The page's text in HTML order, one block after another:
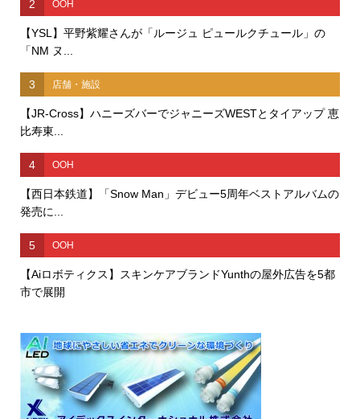
2 OOH
【YSL】平野紫耀さんが「ルージュ ピュールクチュール」の
「NM ヌ...
3 店舗・施設
【JR-Cross】ハニーズバーでジャニーズWESTとタイアップ 恵
比寿東...
4 OOH
【西日本鉄道】「Snow Man」デビュー5周年ベストアルバムの
発売に...
5 OOH
【Aiロボティクス】スキンケアブランドYunthの屋外広告を5都
市で展開